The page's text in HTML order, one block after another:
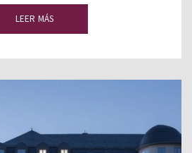
LEER MÁS